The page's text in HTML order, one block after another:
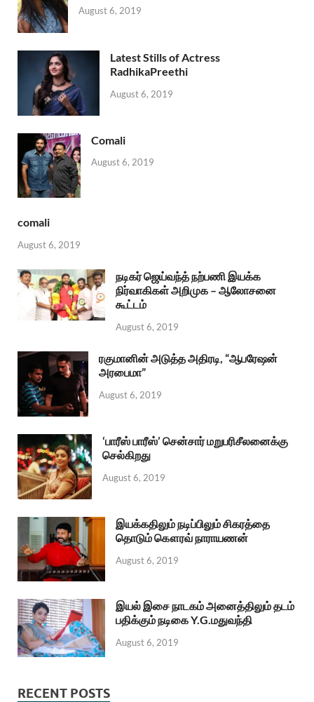
August 6, 2019
Latest Stills of Actress
RadhikaPreethi
August 6, 2019
Comali
August 6, 2019
comali
August 6, 2019
நடிகர் ஜெய்வந்த் நற்பணி இயக்க
நிர்வாகிகள் அறிமுக – ஆலோசனை
கூட்டம்
August 6, 2019
ரகுமானின் அடுத்த அதிரடி, “ஆபரேஷன்
அரபைமா”
August 6, 2019
‘பாரீஸ் பாரீஸ்’ சென்சார் மறுபரிசீலனைக்கு
செல்கிறது
August 6, 2019
இயக்கதிலும் நடிப்பிலும் சிகரத்தை
தொடும் கௌரவ் நாராயணன்
August 6, 2019
இயல் இசை நாடகம் அனைத்திலும் தடம்
பதிக்கும் நடிகை Y.G.மதுவந்தி
August 6, 2019
RECENT POSTS